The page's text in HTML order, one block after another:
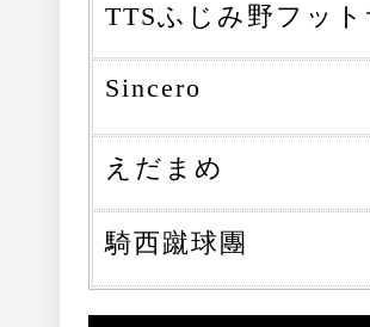
TTSふじみ野フッ
Sincero
えだまめ
騎西蹴球團